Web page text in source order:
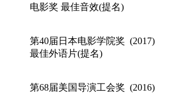
电影奖 最佳音效(提名)
第40届日本电影学院奖 (2017)
最佳外语片(提名)
第68届美国导演工会奖 (2016)